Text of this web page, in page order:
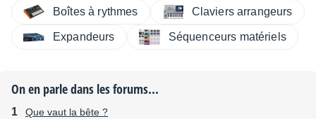
Boîtes à rythmes Claviers arrangeurs
Expandeurs Séquenceurs matériels
On en parle dans les forums...
Que vaut la bête ?